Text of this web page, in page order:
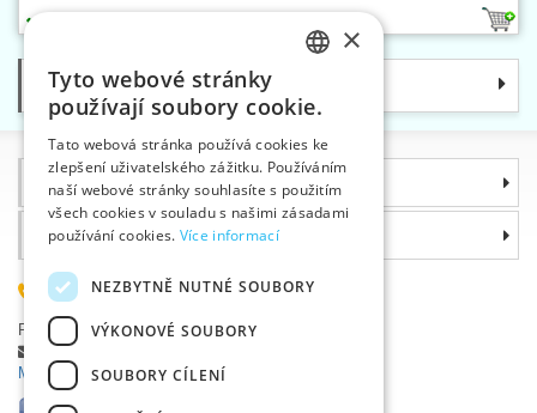
Kategorie
Informace
Proč si zvolit právě nás
585 051 217
Plzeňská 868, 783 91 Uničov, Česká republika
Položit dotaz
Máte problémy s přihlášením ?
ENGLISH
GERMAN
×
Tyto webové stránky
používají soubory cookie.
Tato webová stránka používá cookies ke
zlepšení uživatelského zážitku. Používáním
naší webové stránky souhlasíte s použitím
všech cookies v souladu s našimi zásadami
používání cookies. Více informací
NEZBYTNĚ NUTNÉ SOUBORY
VÝKONOVÉ SOUBORY
SOUBORY CÍLENÍ